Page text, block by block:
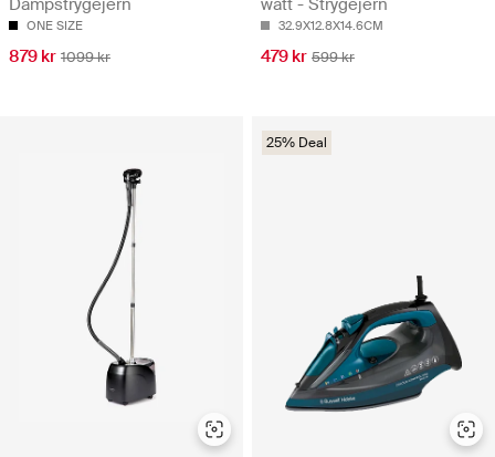
Dampstrygejern
ONE SIZE
879 kr 1099 kr
watt - Strygejern
32.9X12.8X14.6CM
479 kr 599 kr
25% Deal